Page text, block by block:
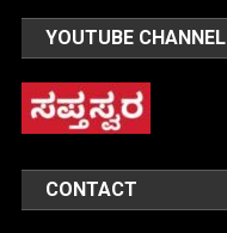
YOUTUBE CHANNEL
CONTACT